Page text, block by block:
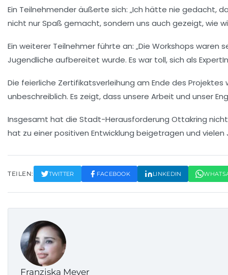
Ein Teilnehmender äußerte sich: „Ich hätte nie gedacht,
nicht nur Spaß gemacht, sondern uns auch gezeigt, wie
Ein weiterer Teilnehmer führte an: „Die Workshops waren
Jugendliche aufbereitet wurde. Es war toll, sich als
Die feierliche Zertifikatsverleihung am Ende des Projektes
unbeschreiblich. Es zeigt, dass unsere Arbeit und unser
Insgesamt hat die Stadt-Herausforderung Ottakring
hat zu einer positiven Entwicklung beigetragen und
TEILEN: TWITTER FACEBOOK LINKEDIN
Franziska Meyer